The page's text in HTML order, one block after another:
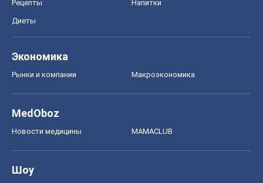
Рецепты Напитки
Диеты
Экономика
Рынки и компании Mакроэкономика
MedOboz
Новости медицины MAMACLUB
Шоу